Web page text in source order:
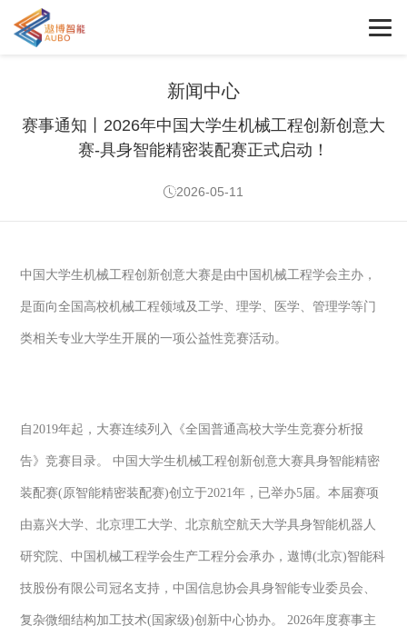
新闻中心
赛事通知丨2026年中国大学生机械工程创新创意大
赛-具身智能精密装配赛正式启动！
2026-05-11
中国大学生机械工程创新创意大赛是由中国机械工程学会主办，
是面向全国高校机械工程领域及工学、理学、医学、管理学等门
类相关专业大学生开展的一项公益性竞赛活动。
自2019年起，大赛连续列入《全国普通高校大学生竞赛分析报
告》竞赛目录。 中国大学生机械工程创新创意大赛具身智能精密
装配赛(原智能精密装配赛)创立于2021年，已举办5届。本届赛项
由嘉兴大学、北京理工大学、北京航空航天大学具身智能机器人
研究院、中国机械工程学会生产工程分会承办，遨博(北京)智能科
技股份有限公司冠名支持，中国信息协会具身智能专业委员会、
复杂微细结构加工技术(国家级)创新中心协办。 2026年度赛事主